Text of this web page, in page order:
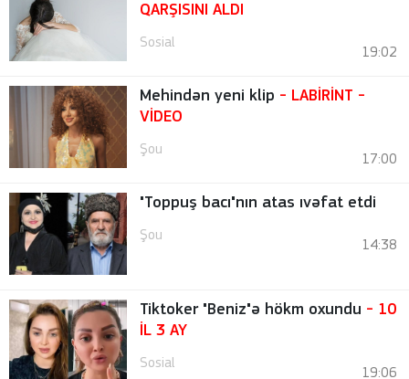
QARŞISINI ALDI
Sosial
19:02
Mehindən yeni klip - LABİRİNT -
VİDEO
Şou
17:00
"Toppuş bacı"nın atas ıvəfat etdi
Şou
14:38
Tiktoker "Beniz"ə hökm oxundu - 10
İL 3 AY
Sosial
19:06